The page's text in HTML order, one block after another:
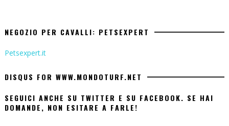
NEGOZIO PER CAVALLI: PETSEXPERT
Petsexpert.it
DISQUS FOR WWW.MONDOTURF.NET
SEGUICI ANCHE SU TWITTER E SU FACEBOOK. SE HAI
DOMANDE, NON ESITARE A FARLE!